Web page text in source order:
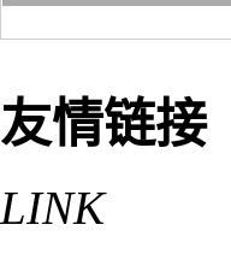
友情链接
LINK